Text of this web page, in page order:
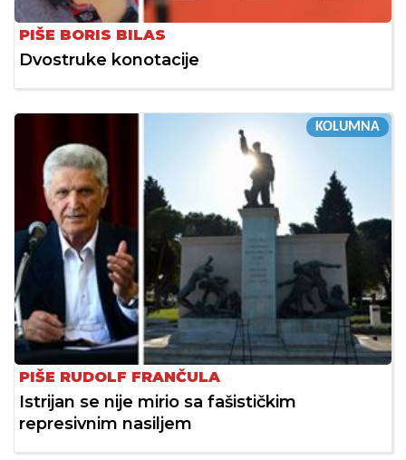
PIŠE BORIS BILAS
Dvostruke konotacije
KOLUMNA
PIŠE RUDOLF FRANČULA
Istrijan se nije mirio sa fašističkim
represivnim nasiljem